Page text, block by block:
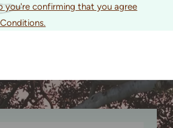
you're confirming that you agree